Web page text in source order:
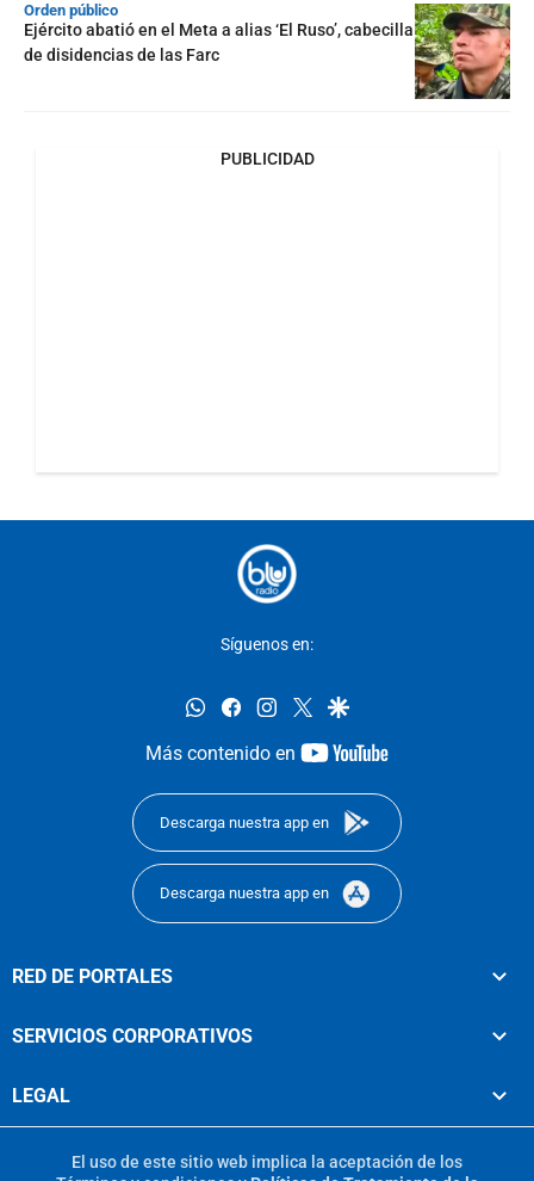
Orden público
Ejército abatió en el Meta a alias ‘El Ruso’, cabecilla
de disidencias de las Farc
PUBLICIDAD
Síguenos en:
whatsappfacebookinstagram
twittergoogle
Más contenido en
youtube-
Descarga nuestra app en
Descarga nuestra app en
RED DE PORTALES
SERVICIOS CORPORATIVOS
LEGAL
El uso de este sitio web implica la aceptación de los